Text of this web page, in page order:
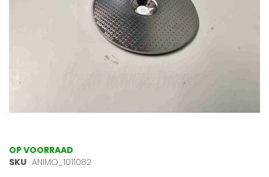
Ga
naar
OP VOORRAAD
SKU ANIMO_1011082